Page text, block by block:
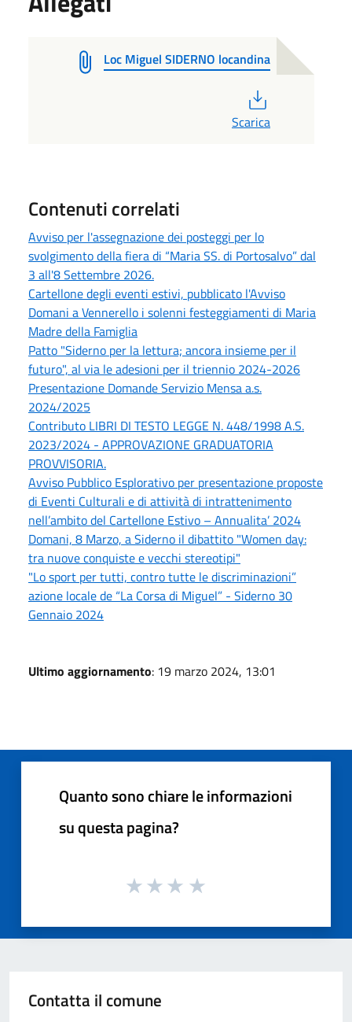
Loc Miguel SIDERNO locandina
Scarica
Contenuti correlati
Avviso per l'assegnazione dei posteggi per lo
svolgimento della fiera di “Maria SS. di Portosalvo” dal
3 all'8 Settembre 2026.
Cartellone degli eventi estivi, pubblicato l'Avviso
Domani a Vennerello i solenni festeggiamenti di Maria
Madre della Famiglia
Patto "Siderno per la lettura; ancora insieme per il
futuro", al via le adesioni per il triennio 2024-2026
Presentazione Domande Servizio Mensa a.s.
2024/2025
Contributo LIBRI DI TESTO LEGGE N. 448/1998 A.S.
2023/2024 - APPROVAZIONE GRADUATORIA
PROVVISORIA.
Avviso Pubblico Esplorativo per presentazione proposte
di Eventi Culturali e di attività di intrattenimento
nell’ambito del Cartellone Estivo – Annualita’ 2024
Domani, 8 Marzo, a Siderno il dibattito "Women day:
tra nuove conquiste e vecchi stereotipi"
"Lo sport per tutti, contro tutte le discriminazioni”
azione locale de “La Corsa di Miguel” - Siderno 30
Gennaio 2024
Ultimo aggiornamento: 19 marzo 2024, 13:01
Quanto sono chiare le informazioni
su questa pagina?
Contatta il comune